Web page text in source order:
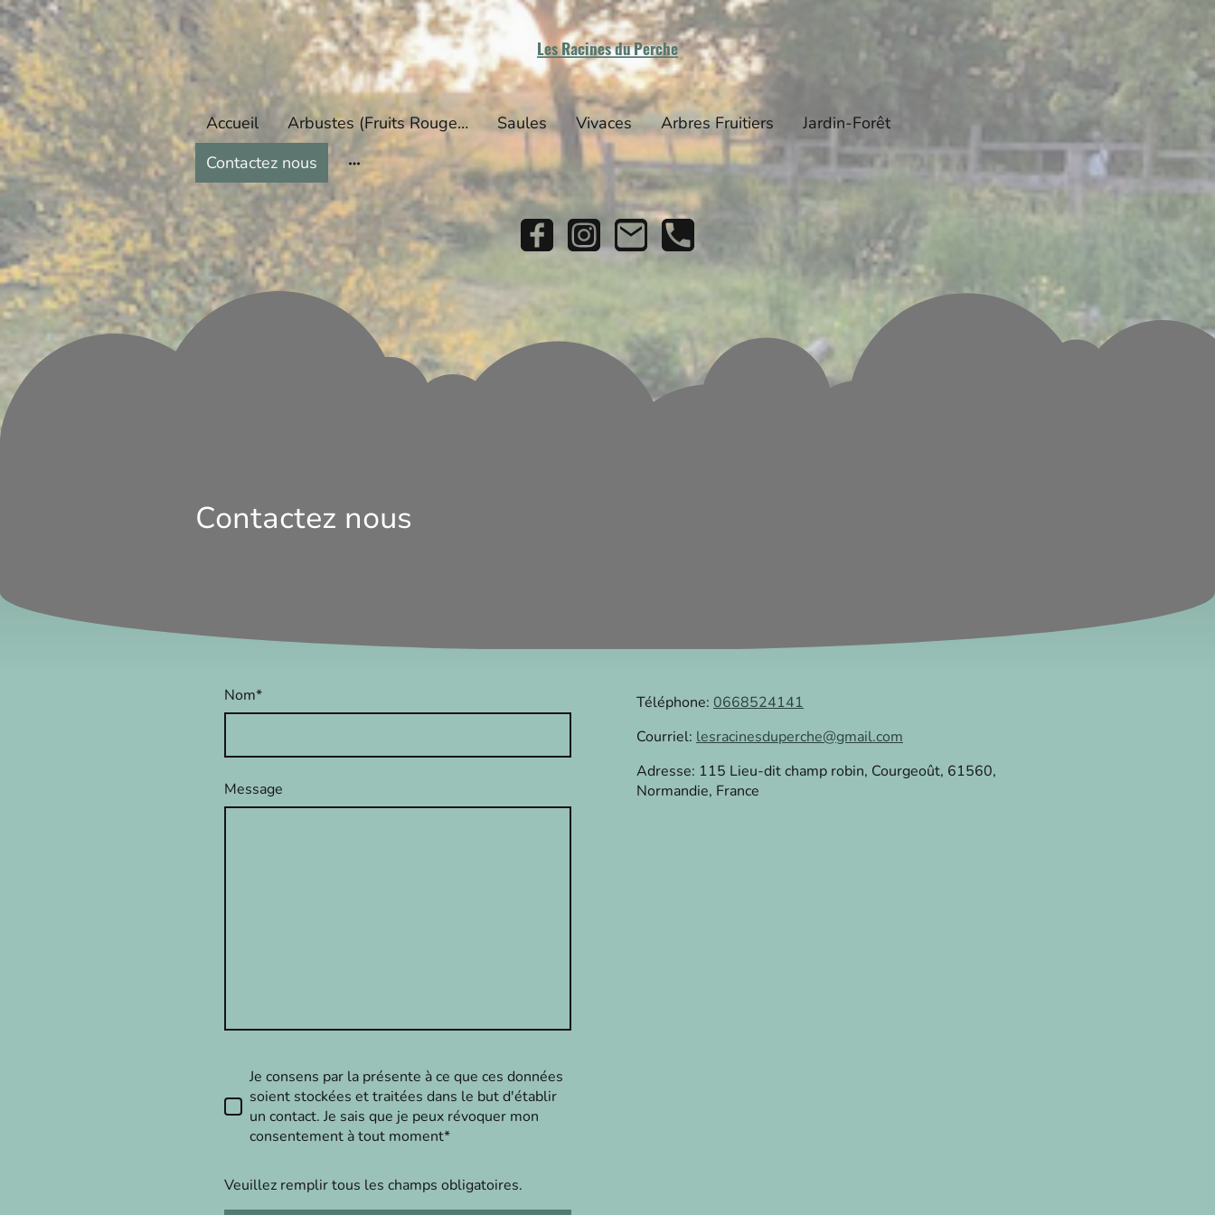
Les Racines du Perche
Accueil Arbustes (Fruits Rouges) Saules Vivaces Arbres Fruitiers
Jardin-Forêt
Contactez nous
Contactez nous
Nom*
Message
Je consens par la présente à ce que ces données
soient stockées et traitées dans le but d'établir
un contact. Je sais que je peux révoquer mon
consentement à tout moment*
Veuillez remplir tous les champs obligatoires.
Téléphone: 0668524141
Courriel: lesracinesduperche@gmail.com
Adresse: 115 Lieu-dit champ robin, Courgeoût, 61560,
Normandie, France